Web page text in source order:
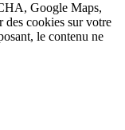
Google Maps,
cookies sur votre
le contenu ne